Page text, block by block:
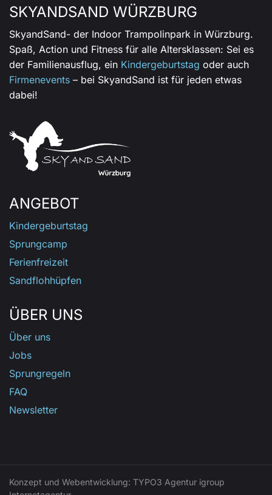
SKYANDSAND WÜRZBURG
SkyandSand- der Indoor Trampolinpark in Würzburg.
Spaß, Action und Fitness für alle Altersklassen: Sei es
der Familienausflug, ein Kindergeburtstag oder auch
Firmenevents – bei SkyandSand ist für jeden etwas
dabei!
ANGEBOT
Kindergeburtstag
Sprungcamp
Ferienfreizeit
Sandflohhüpfen
ÜBER UNS
Über uns
Jobs
Sprungregeln
FAQ
Newsletter
Konzept und Webentwicklung: TYPO3 Agentur igroup